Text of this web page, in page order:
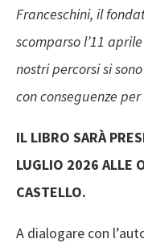
Franceschini, il
scomparso l’11
nostri percorsi si
con conseguenze
IL LIBRO SARÀ
LUGLIO 2026 ALLE
CASTELLO.
A dialogare con